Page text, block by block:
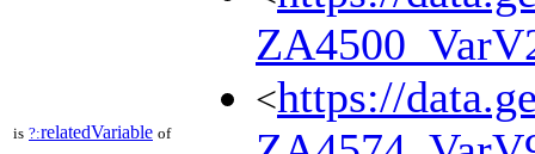
is ?:relatedVariable of
<https://